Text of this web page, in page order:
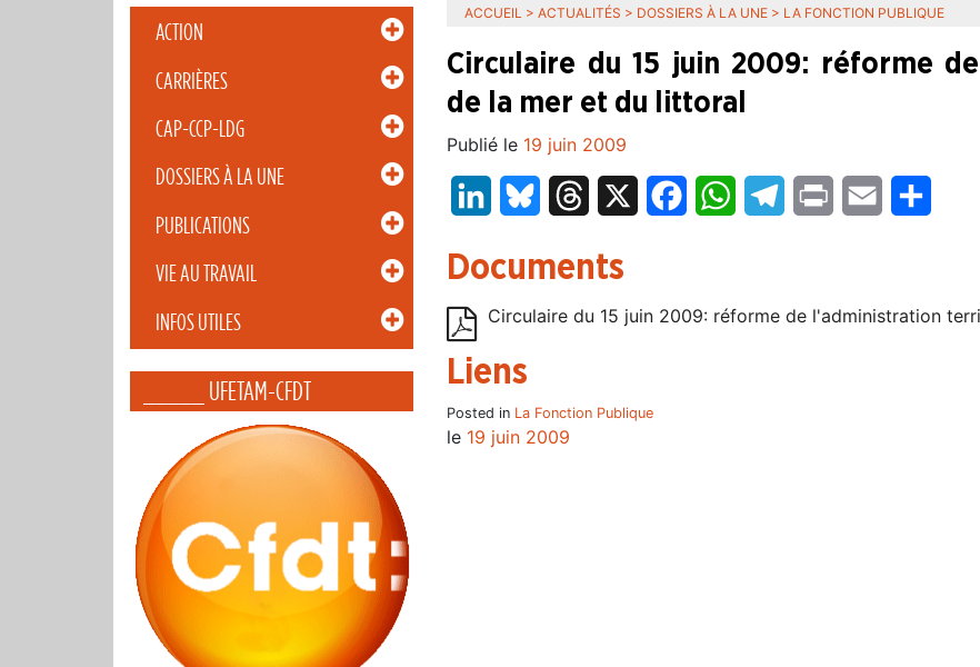
ACTION
CARRIÈRES
CAP-CCP-LDG
DOSSIERS À LA UNE
PUBLICATIONS
VIE AU TRAVAIL
INFOS UTILES
_____ UFETAM-CFDT
ACCUEIL > ACTUALITÉS > DOSSIERS À LA UNE > LA FONCTION PUBLIQUE
Circulaire du 15 juin 2009: réforme
de la mer et du littoral
Publié le 19 juin 2009
LinkedInBluesky Threads FacebookWhatsAppTelegram
Print Email
Documents
Circulaire du 15 juin 2009: réforme de l'administration
Liens
Posted in La Fonction Publique
le 19 juin 2009